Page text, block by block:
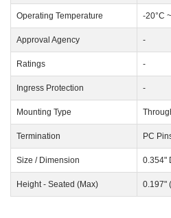
Operating Temperature -20°C
Approval Agency -
Ratings -
Ingress Protection -
Mounting Type
Termination PC
Size / Dimension 0.354"
Height - Seated (Max) 0.197"